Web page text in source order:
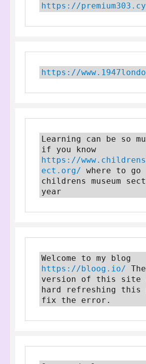
https://
https://
Learning can be so
https://
ect.org/ where to go
childrens museum
year
https://bloog.io/
version of this site
hard refreshing this
fix the error.